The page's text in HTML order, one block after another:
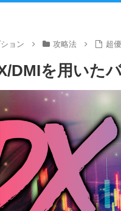
ョン 攻略法 超
DMIを用いた